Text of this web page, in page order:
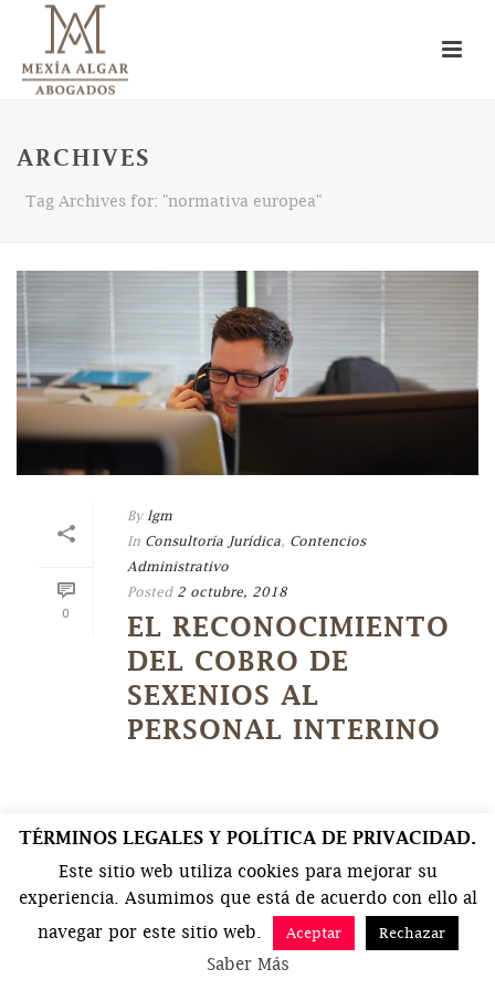
ARCHIVES
Tag Archives for: "normativa europea"
0
By lgm
In Consultoría Jurídica, Contencios
Administrativo
Posted 2 octubre, 2018
EL RECONOCIMIENTO
DEL COBRO DE
SEXENIOS AL
PERSONAL INTERINO
TÉRMINOS LEGALES Y POLÍTICA DE PRIVACIDAD.
Este sitio web utiliza cookies para mejorar su
experiencia. Asumimos que está de acuerdo con ello al
navegar por este sitio web.
Aceptar Rechazar
Saber Más